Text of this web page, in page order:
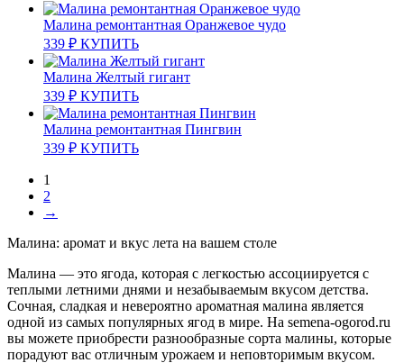
Малина ремонтантная Оранжевое чудо
339 ₽ КУПИТЬ
Малина Желтый гигант
339 ₽ КУПИТЬ
Малина ремонтантная Пингвин
339 ₽ КУПИТЬ
1
2
→
Малина: аромат и вкус лета на вашем столе
Малина — это ягода, которая с легкостью ассоциируется с
теплыми летними днями и незабываемым вкусом детства.
Сочная, сладкая и невероятно ароматная малина является
одной из самых популярных ягод в мире. На semena-ogorod.ru
вы можете приобрести разнообразные сорта малины, которые
порадуют вас отличным урожаем и неповторимым вкусом.